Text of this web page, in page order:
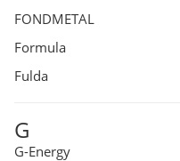
FONDMETAL
Formula
Fulda
G
G-Energy